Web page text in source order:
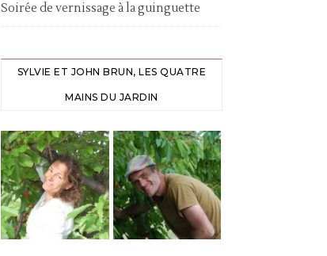
Soirée de vernissage à la guinguette
SYLVIE ET JOHN BRUN, LES QUATRE
MAINS DU JARDIN